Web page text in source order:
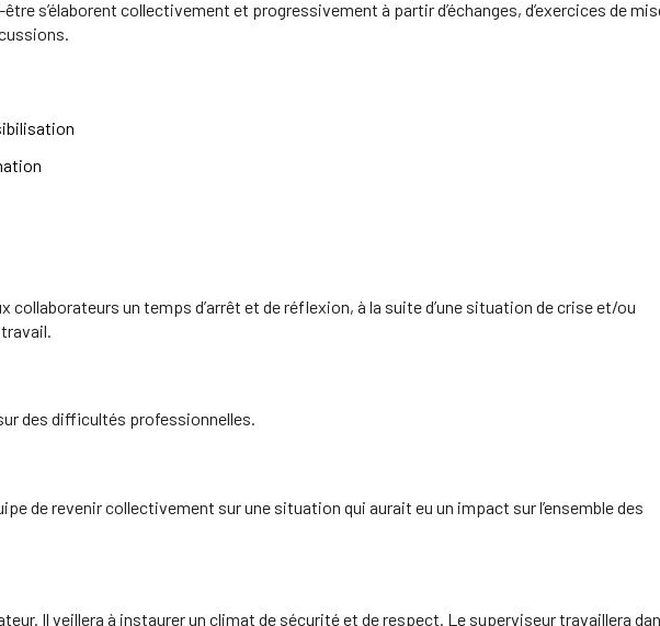
s’élaborent collectivement et progressivement à partir d’échanges, d’exercices de
collaborateurs un temps d’arrêt et de réflexion, à la suite d’une situation de crise et/ou
des difficultés professionnelles.
de revenir collectivement sur une situation qui aurait eu un impact sur l’ensemble des
Il veillera à instaurer un climat de sécurité et de respect. Le superviseur travaillera